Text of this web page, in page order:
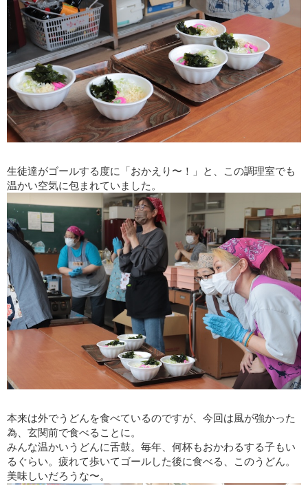
生徒達がゴールする度に「おかえり〜！」と、この調理室でも
温かい空気に包まれていました。
本来は外でうどんを食べているのですが、今回は風が強かった
為、玄関前で食べることに。
みんな温かいうどんに舌鼓。毎年、何杯もおかわるする子もい
るぐらい。疲れて歩いてゴールした後に食べる、このうどん。
美味しいだろうな〜。